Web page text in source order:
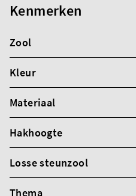
Kenmerken
Zool
Kleur
Materiaal
Hakhoogte
Losse steunzool
Thema